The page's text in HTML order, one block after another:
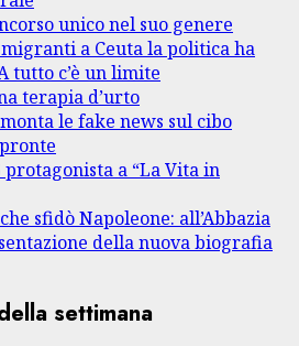
unico nel suo genere
a Ceuta la politica ha
tutto c’è un limite
terapia d’urto
le fake news sul cibo
protagonista a “La Vita in
sfidò Napoleone: all’Abbazia
della nuova biografia
settimana